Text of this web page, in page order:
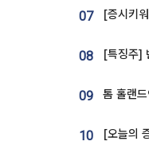
07
08
09
10